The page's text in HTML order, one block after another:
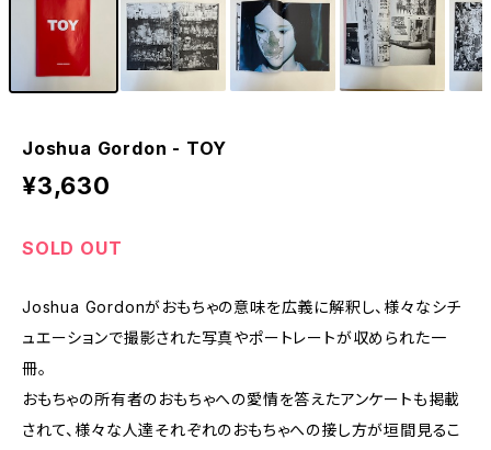
Joshua Gordon - TOY
¥3,630
SOLD OUT
Joshua Gordonがおもちゃの意味を広義に解釈し、様々なシチ
ュエーションで撮影された写真やポートレートが収められた一
冊。
おもちゃの所有者のおもちゃへの愛情を答えたアンケートも掲載
されて、様々な人達それぞれのおもちゃへの接し方が垣間見るこ